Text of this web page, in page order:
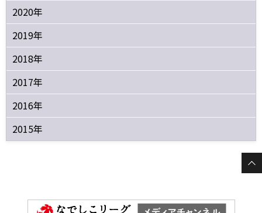
2020年
2019年
2018年
2017年
2016年
2015年